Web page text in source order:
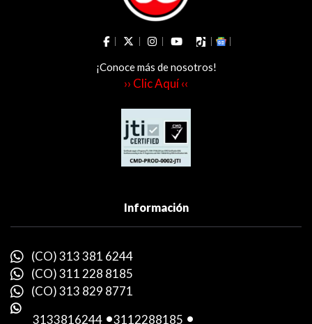
¡Conoce más de nosotros!
›› Clic Aquí ‹‹
Información
(CO) 313 381 6244
(CO) 311 228 8185
(CO) 313 829 8771
3133816244 -3112288185 -